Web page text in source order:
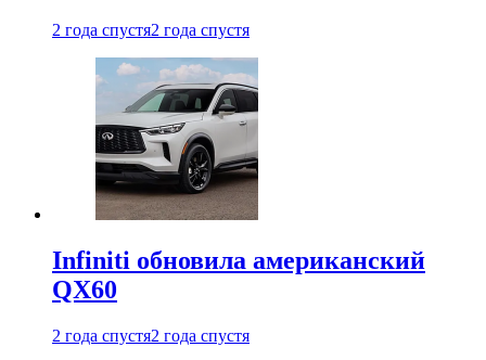
2 года спустя2 года спустя
Infiniti обновила американский
QX60
2 года спустя2 года спустя